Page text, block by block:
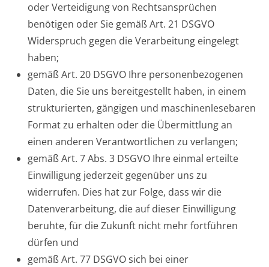
oder Verteidigung von Rechtsansprüchen
benötigen oder Sie gemäß Art. 21 DSGVO
Widerspruch gegen die Verarbeitung eingelegt
haben;
gemäß Art. 20 DSGVO Ihre personenbezogenen
Daten, die Sie uns bereitgestellt haben, in einem
strukturierten, gängigen und maschinenlesebaren
Format zu erhalten oder die Übermittlung an
einen anderen Verantwortlichen zu verlangen;
gemäß Art. 7 Abs. 3 DSGVO Ihre einmal erteilte
Einwilligung jederzeit gegenüber uns zu
widerrufen. Dies hat zur Folge, dass wir die
Datenverarbeitung, die auf dieser Einwilligung
beruhte, für die Zukunft nicht mehr fortführen
dürfen und
gemäß Art. 77 DSGVO sich bei einer